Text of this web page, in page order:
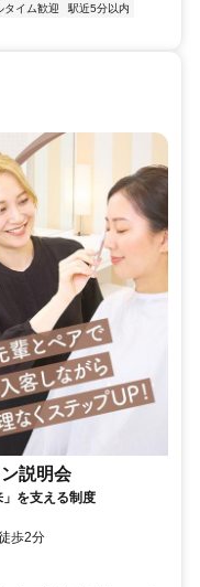
タイム歓迎
駅近5分以内
説明会
を支える制度
歩2分